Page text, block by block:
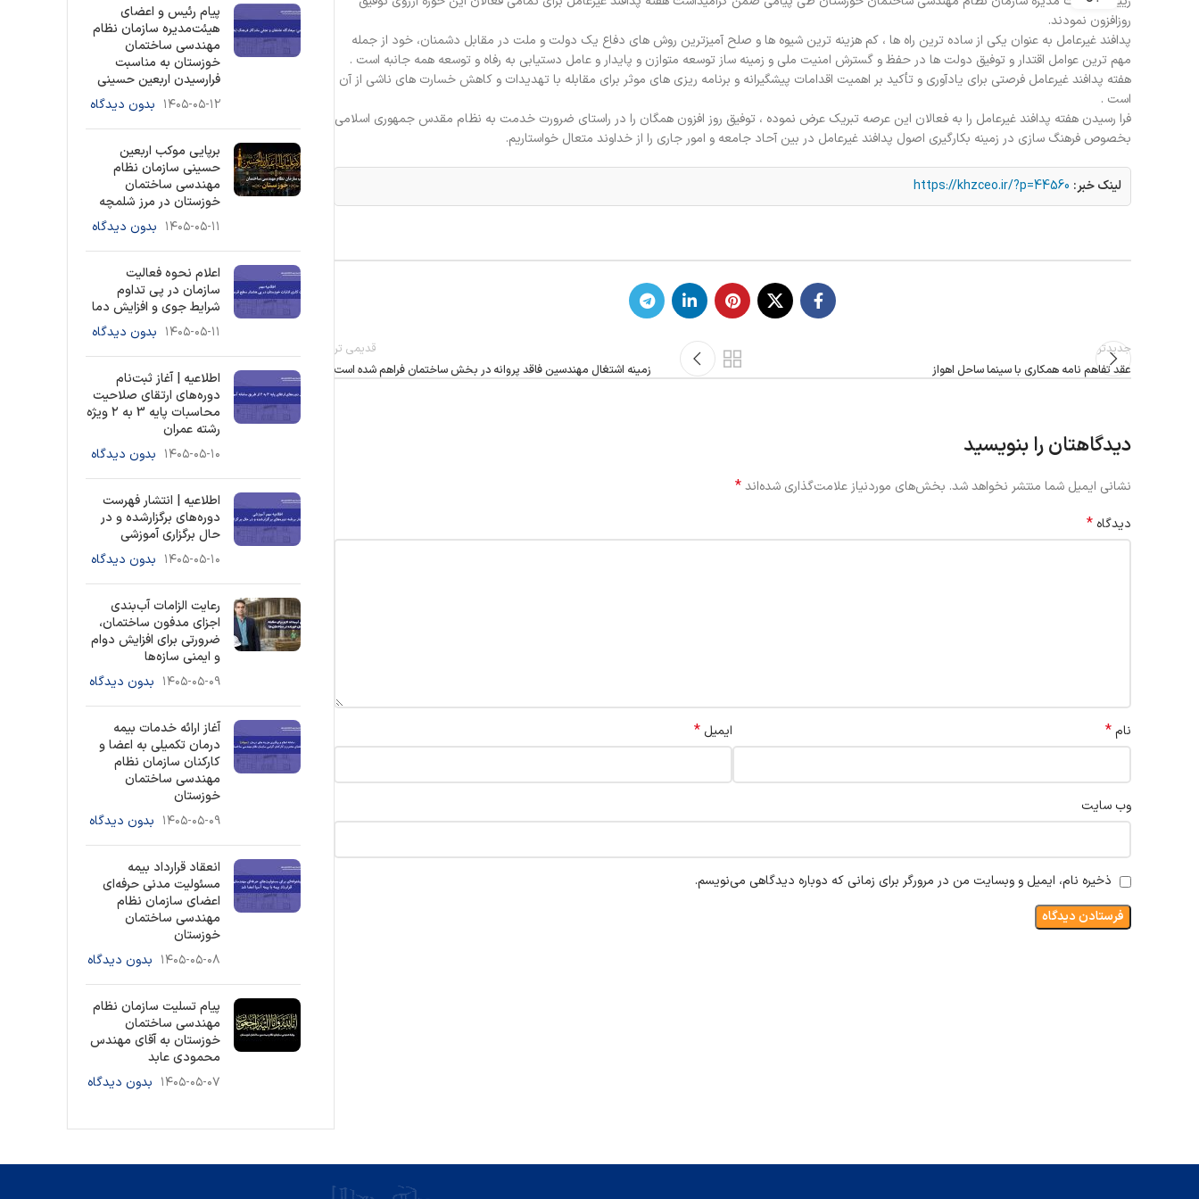
روزافزون نمودند.
پدافند غیرعامل به عنوان یکی از ساده ترین راه ها ، کم هزینه ترین شیوه ها و صلح آمیزترین روش های دفاع یک دولت و ملت در مقابل دشمنان، خود از جمله
مهم ترین عوامل اقتدار و توفیق دولت ها در حفظ و گسترش امنیت ملی و زمینه ساز توسعه متوازن و پایدار و عامل دستیابی به رفاه و توسعه همه جانبه است .
هفته پدافند غیرعامل فرصتی برای یادآوری و تأکید بر اهمیت اقدامات پیشگیرانه و برنامه ریزی های موثر برای مقابله با تهدیدات و کاهش خسارت های ناشی از آن
است .
فرا رسیدن هفته پدافند غیرعامل را به فعالان این عرصه تبریک عرض نموده ، توفیق روز افزون همگان را در راستای ضرورت خدمت به نظام مقدس جمهوری اسلامی
بخصوص فرهنگ سازی در زمینه بکارگیری اصول پدافند غیرعامل در بین آحاد جامعه و امور جاری را از خداوند متعال خواستاریم.
لینک خبر: https://khzceo.ir/?p=44560
جدیدتر
عقد تفاهم نامه همکاری با سینما ساحل اهواز
قدیمی تر
زمینه اشتغال مهندسین فاقد پروانه در بخش ساختمان فراهم شده است
دیدگاهتان را بنویسید
نشانی ایمیل شما منتشر نخواهد شد. بخش‌های موردنیاز علامت‌گذاری شده‌اند*
دیدگاه *
نام* ایمیل *
وب‌ سایت
ذخیره نام، ایمیل و وبسایت من در مرورگر برای زمانی که دوباره دیدگاهی می‌نویسم.
پیام رئیس و اعضای
هیئت‌مدیره سازمان نظام
مهندسی ساختمان
خوزستان به مناسبت
فرارسیدن اربعین حسینی
۱۴۰۵-۰۵-۱۲ بدون دیدگاه
برپایی موکب اربعین
حسینی سازمان نظام
مهندسی ساختمان
خوزستان در مرز شلمچه
۱۴۰۵-۰۵-۱۱ بدون دیدگاه
اعلام نحوه فعالیت
سازمان در پی تداوم
شرایط جوی و افزایش دما
۱۴۰۵-۰۵-۱۱ بدون دیدگاه
اطلاعیه | آغاز ثبت‌نام
دوره‌های ارتقای صلاحیت
محاسبات پایه 3 به ۲ ویژه
رشته عمران
۱۴۰۵-۰۵-۱۰ بدون دیدگاه
اطلاعیه | انتشار فهرست
دوره‌های برگزارشده و در
حال برگزاری آموزشی
۱۴۰۵-۰۵-۱۰ بدون دیدگاه
رعایت الزامات آب‌بندی
اجزای مدفون ساختمان،
ضرورتی برای افزایش دوام
و ایمنی سازه‌ها
۱۴۰۵-۰۵-۰۹ بدون دیدگاه
آغاز ارائه خدمات بیمه
درمان تکمیلی به اعضا و
کارکنان سازمان نظام
مهندسی ساختمان
خوزستان
۱۴۰۵-۰۵-۰۹ بدون دیدگاه
انعقاد قرارداد بیمه
مسئولیت مدنی حرفه‌ای
اعضای سازمان نظام
مهندسی ساختمان
خوزستان
۱۴۰۵-۰۵-۰۸ بدون دیدگاه
پیام تسلیت سازمان نظام
مهندسی ساختمان
خوزستان به آقای مهندس
محمودی عابد
۱۴۰۵-۰۵-۰۷ بدون دیدگاه